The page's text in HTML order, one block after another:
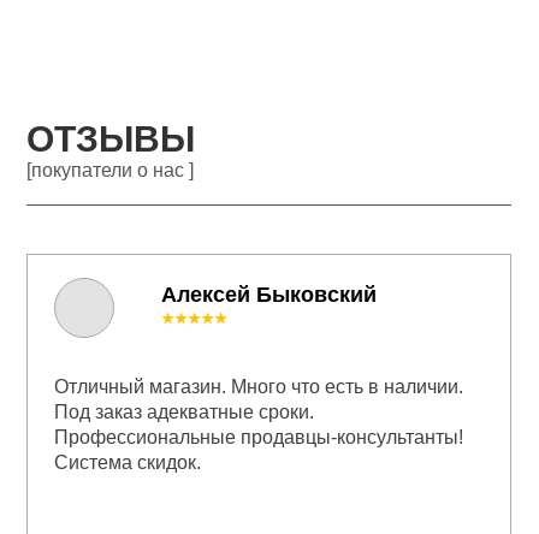
ОТЗЫВЫ
[покупатели о нас ]
Алексей Быковский
★★★★★
Отличный магазин. Много что есть в наличии.
Под заказ адекватные сроки.
Профессиональные продавцы-консультанты!
Система скидок.